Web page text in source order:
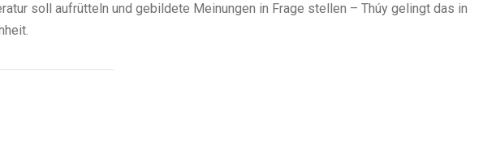
soll aufrütteln und gebildete Meinungen in Frage stellen – Thúy gelingt das in